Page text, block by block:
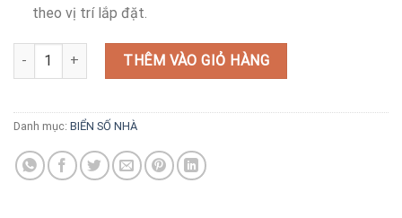
theo vị trí lắp đặt.
Biển số nhà inox đẹp số lượngTHÊM VÀO GIỎ HÀNG
Danh mục: BIỂN SỐ NHÀ